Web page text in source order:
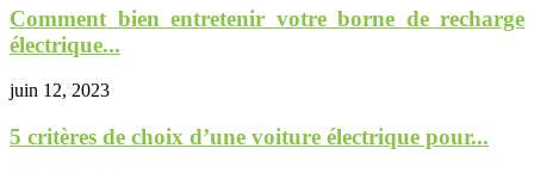
Comment bien entretenir votre borne de recharge
électrique...
juin 12, 2023
5 critères de choix d’une voiture électrique pour...